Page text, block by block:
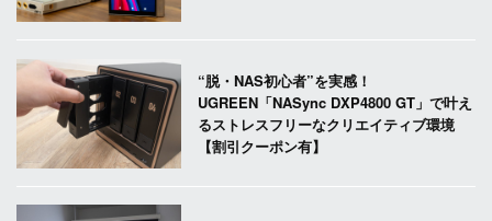
“脱・NAS初心者”を実感！
UGREEN「NASync DXP4800 GT」で叶え
るストレスフリーなクリエイティブ環境
【割引クーポン有】